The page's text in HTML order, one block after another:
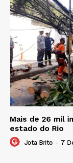
Mais de 26 mil
estado do Rio
Jota Brito - 7